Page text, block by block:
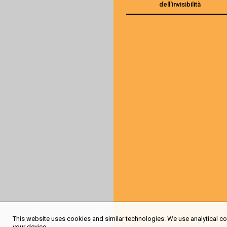
dell'invisibilità
This website uses cookies and similar technologies. We use analytical